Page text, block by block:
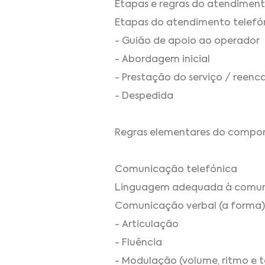
Etapas e regras do
Etapas do atendimento
- Guião de apoio ao operador
- Abordagem inicial
- Prestação do serviço /
- Despedida
Regras elementares do
Comunicação telefónica
Linguagem adequada à
Comunicação verbal (a forma)
- Articulação
- Fluência
- Modulação (volume, ritmo e